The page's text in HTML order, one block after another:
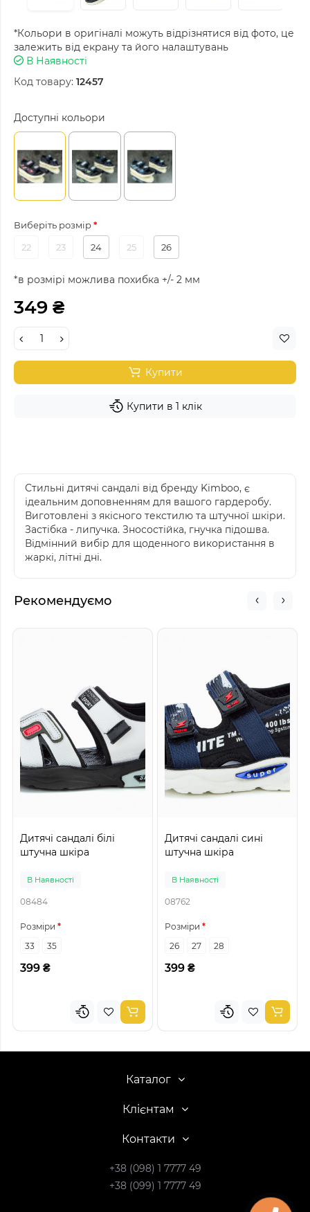
*Кольори в оригіналі можуть відрізнятися від фото, це
залежить від екрану та його налаштувань
В Наявності
Код товару: 12457
Доступні кольори
Виберіть розмір
22
23 24 25 26
*в розмірі можлива похибка +/- 2 мм
349 ₴
Купити
Купити в 1 клік
Стильні дитячі сандалі від бренду Kimboo, є
ідеальним доповненням для вашого гардеробу.
Виготовлені з якісного текстилю та штучної шкіри.
Застібка - липучка. Зносостійка, гнучка підошва.
Відмінний вибір для щоденного використання в
жаркі, літні дні.
Рекомендуємо
Дитячі сандалі білі
штучна шкіра
В Наявності
08484
Розміри
33
35
399 ₴
Дитячі сандалі сині
штучна шкіра
В Наявності
08762
Розміри
26
27 28
399 ₴
Каталог
Клієнтам
Контакти
+38 (098) 1 7777 49
+38 (099) 1 7777 49